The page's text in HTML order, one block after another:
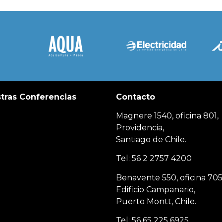
Conferencias Contacto
Magnere 1540, oficina 801,
Providencia,
Santiago de Chile.
Tel: 56 2 2757 4200
Benavente 550, oficina
Edificio Campanario,
Puerto Montt, Chile.